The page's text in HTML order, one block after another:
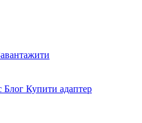
Блог Купити адаптер